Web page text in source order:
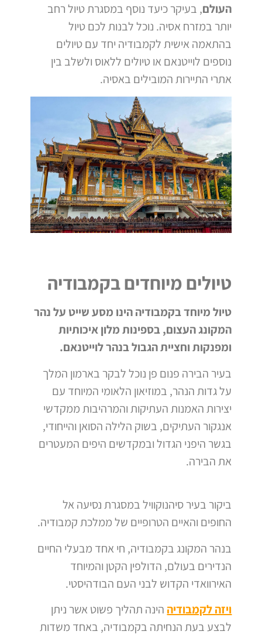
העולם, בעיקר כיעד נוסף במסגרת טיול רחב
יותר במזרח אסיה. נוכל לבנות לכם טיול
בהתאמה אישית לקמבודיה יחד עם טיולים
נוספים לוייטנאם או טיולים ללאוס ולשלב בין
אתרי התיירות המובילים באסיה.
טיולים מיוחדים בקמבודיה
טיול מיוחד בקמבודיה הינו מסע שייט על נהר
המקונג העצום, בספינות מלון איכותיות
ומפנקות וחציית הגבול בנהר לוייטנאם.
בעיר הבירה פנום פן נוכל לבקר בארמון המלך
על גדות הנהר, במוזיאון הלאומי המיוחד עם
יצירות האמנות העתיקות והמרהיבות ממקדשי
אנגקור העתיקים, בשוק הלילה הסואן והייחודי,
בגשר היפני הגדול ובמקדשים היפים המעטרים
את הבירה.
ביקור בעיר סיהנוקוויל במסגרת נסיעה אל
החופים והאיים הטרופיים של ממלכת קמבודיה.
בנהר המקונג בקמבודיה, חי אחד מבעלי החיים
הנדירים בעולם, הדולפין הקטן והמיוחד
האירוואדי הקדוש לבני העם הבודהיסטי.
ויזה לקמבודיה הינה תהליך פשוט אשר ניתן
לבצע בעת הנחיתה בקמבודיה, באחד משדות